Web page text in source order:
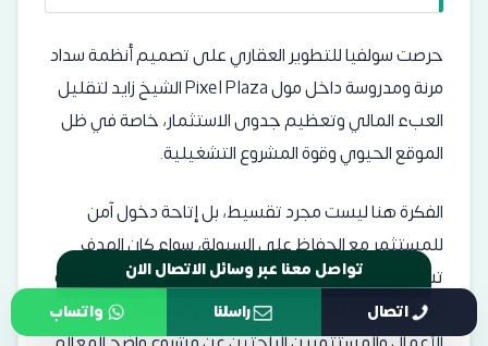
حرصت سولفيا للتطوير العقاري على تصميم أنظمة سداد
مرنة ومدروسة داخل مول Pixel Plaza الشيخ زايد لتقليل
العبء المالي وتعظيم جدوى الاستثمار، خاصة في ظل
الموقع الحيوي وقوة المشروع التشغيلية.
الفكرة هنا ليست مجرد تقسيط، بل إتاحة دخول آمن
للمستثمر مع الحفاظ على السيولة، سواء كان الهدف
تشغيل الوحدة أو تحقيق عائد رأسمالي مستقبلي، هذه
المرونة تجعل المول مناسبًا لشريحة واسعة من رواد
تواصل معنا عبر وسائل الاتصال الان
اتصال
راسلنا واتساب